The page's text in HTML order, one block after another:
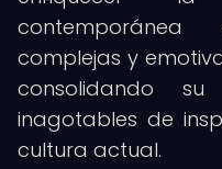
contemporánea
complejas y
consolidando
inagotables de
cultura actual.